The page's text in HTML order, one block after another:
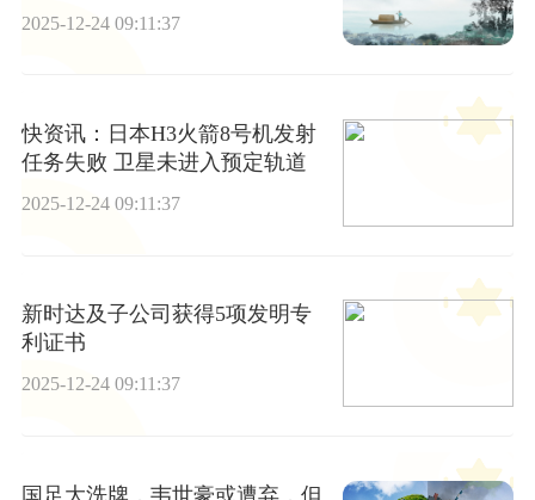
2025-12-24 09:11:37
快资讯：日本H3火箭8号机发射
任务失败 卫星未进入预定轨道
2025-12-24 09:11:37
新时达及子公司获得5项发明专
利证书
2025-12-24 09:11:37
国足大洗牌，韦世豪或遭弃，但